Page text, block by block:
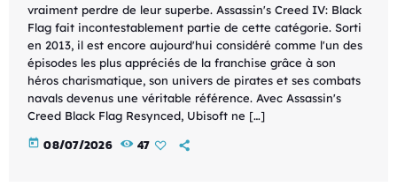
vraiment perdre de leur superbe. Assassin's Creed IV: Black
Flag fait incontestablement partie de cette catégorie. Sorti
en 2013, il est encore aujourd'hui considéré comme l'un des
épisodes les plus appréciés de la franchise grâce à son
héros charismatique, son univers de pirates et ses combats
navals devenus une véritable référence. Avec Assassin's
Creed Black Flag Resynced, Ubisoft ne […]
today 08/07/2026 47